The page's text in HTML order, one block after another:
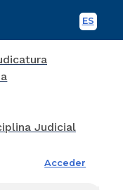
ES
Acceder